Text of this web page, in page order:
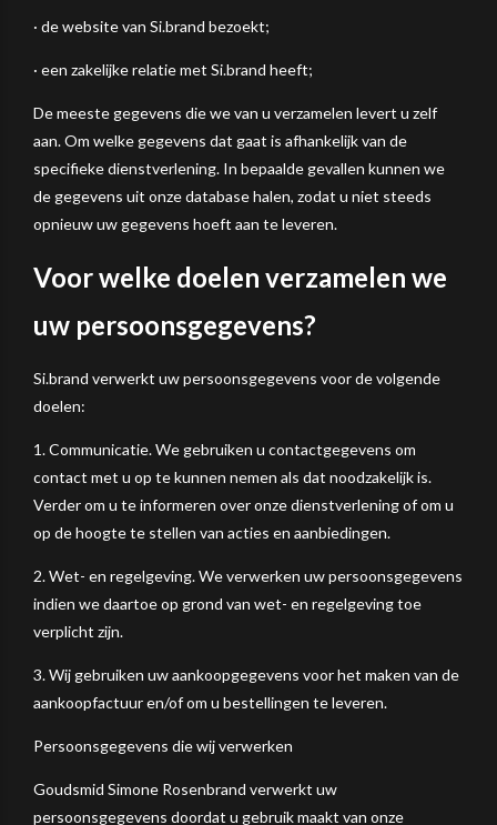
· de website van Si.brand bezoekt;
· een zakelijke relatie met Si.brand heeft;
De meeste gegevens die we van u verzamelen levert u zelf
aan. Om welke gegevens dat gaat is afhankelijk van de
specifieke dienstverlening. In bepaalde gevallen kunnen we
de gegevens uit onze database halen, zodat u niet steeds
opnieuw uw gegevens hoeft aan te leveren.
Voor welke doelen verzamelen we
uw persoonsgegevens?
Si.brand verwerkt uw persoonsgegevens voor de volgende
doelen:
1. Communicatie. We gebruiken u contactgegevens om
contact met u op te kunnen nemen als dat noodzakelijk is.
Verder om u te informeren over onze dienstverlening of om u
op de hoogte te stellen van acties en aanbiedingen.
2. Wet- en regelgeving. We verwerken uw persoonsgegevens
indien we daartoe op grond van wet- en regelgeving toe
verplicht zijn.
3. Wij gebruiken uw aankoopgegevens voor het maken van de
aankoopfactuur en/of om u bestellingen te leveren.
Persoonsgegevens die wij verwerken
Goudsmid Simone Rosenbrand verwerkt uw
persoonsgegevens doordat u gebruik maakt van onze